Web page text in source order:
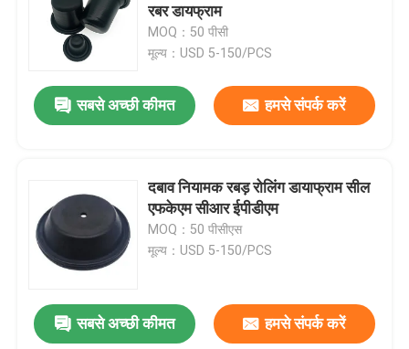
रबर डायफ्राम
MOQ：50 पीसी
मूल्य：USD 5-150/PCS
सबसे अच्छी कीमत हमसे संपर्क करें
दबाव नियामक रबड़ रोलिंग डायाफ्राम सील
एफकेएम सीआर ईपीडीएम
MOQ：50 पीसीएस
मूल्य：USD 5-150/PCS
सबसे अच्छी कीमत हमसे संपर्क करें